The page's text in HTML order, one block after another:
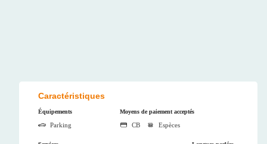
Caractéristiques
Équipements
Parking
Moyens de paiement acceptés
CB Espèces